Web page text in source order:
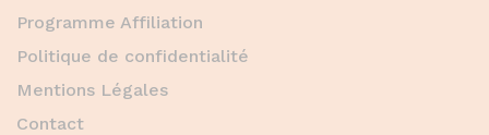
Programme Affiliation
Politique de confidentialité
Mentions Légales
Contact